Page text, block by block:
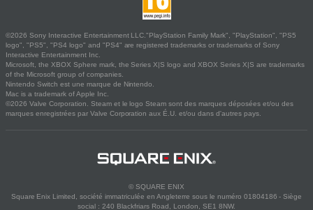
©2026 Sony Interactive Entertainment LLC."PlayStation Family Mark", "PlayStation", "PS5
logo", "PS5", "PS4 logo" and "PS4" are registered trademarks or trademarks of Sony
Interactive Entertainment Inc.
Microsoft, the XBOX Sphere mark, the Series X|S logo and XBOX Series X|S are trademarks
of the Microsoft group of companies.
Nintendo Switch est une marque de Nintendo.
Mac is a trademark of Apple Inc.
©2026 Valve Corporation. Steam et le logo Steam sont des marques déposées et/ou des
marques enregistrées par Valve Corporation aux É.U. et/ou dans d'autres pays.
© SQUARE ENIX
Square Enix Limited, société immatriculée en Angleterre sous le numéro 01804186 - Siège
social : 240 Blackfriars Road, London, SE1 8NW.